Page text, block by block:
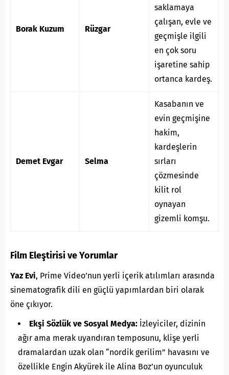
Borak Kuzum Rüzgar
saklamaya
çalışan, evle ve
geçmişle ilgili
en çok soru
işaretine sahip
ortanca kardeş.
Demet Evgar Selma
Kasabanın ve
evin geçmişine
hakim,
kardeşlerin
sırları
çözmesinde
kilit rol
oynayan
gizemli komşu.
Film Eleştirisi ve Yorumlar
Yaz Evi, Prime Video’nun yerli içerik atılımları arasında
sinematografik dili en güçlü yapımlardan biri olarak
öne çıkıyor.
Ekşi Sözlük ve Sosyal Medya: İzleyiciler, dizinin
ağır ama merak uyandıran temposunu, klişe yerli
dramalardan uzak olan “nordik gerilim” havasını ve
özellikle Engin Akyürek ile Alina Boz’un oyunculuk